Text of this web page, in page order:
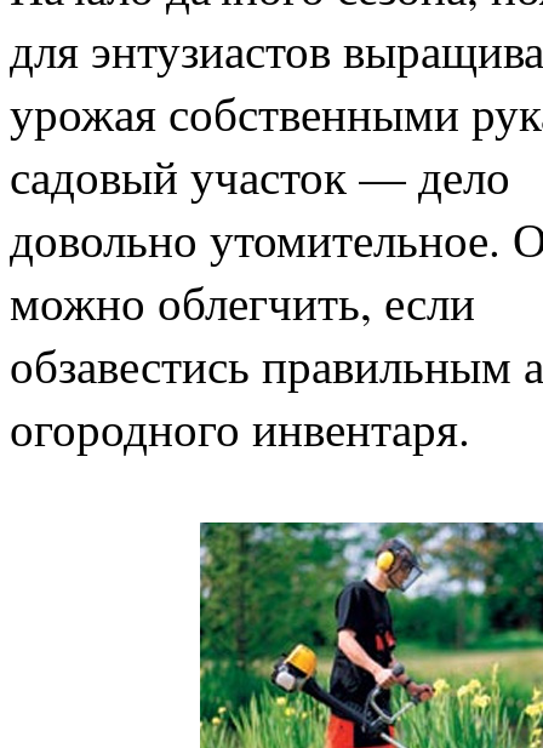
для энтузиастов
урожая собственными
садовый участок — дело
довольно утомительное.
можно облегчить, если
обзавестись правильным
огородного инвентаря.